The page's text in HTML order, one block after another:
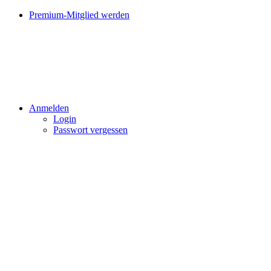
Premium-Mitglied werden
Anmelden
Login
Passwort vergessen